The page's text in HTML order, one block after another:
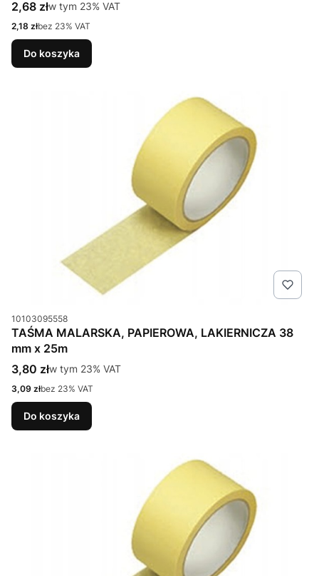
Cena brutto
2,68 złw tym %s VAT
w tym 23% VAT
Cena netto
2,18 złbez 23% VAT
Do koszyka
Kod produktu
10103095558
TAŚMA MALARSKA, PAPIEROWA, LAKIERNICZA 38
mm x 25m
Cena brutto
3,80 złw tym %s VAT
w tym 23% VAT
Cena netto
3,09 złbez 23% VAT
Do koszyka